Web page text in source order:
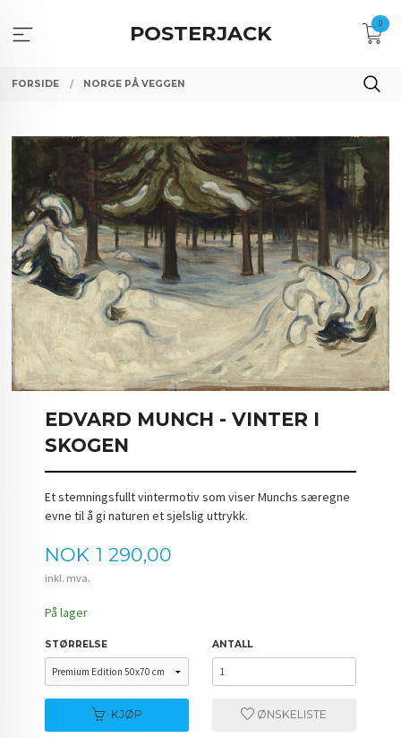
innholdet
POSTERJACK 0
FORSIDE NORGE PÅ VEGGEN
EDVARD MUNCH - VINTER I
SKOGEN
Et stemningsfullt vintermotiv som viser Munchs særegne
evne til å gi naturen et sjelslig uttrykk.
Pris
NOK 1 290,00
inkl. mva.
På lager
STØRRELSE ANTALL
KJØP ØNSKELISTE